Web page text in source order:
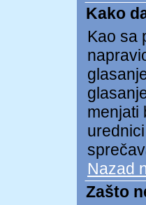
Kako
Kao sa
menjati
Nazad
Zašto